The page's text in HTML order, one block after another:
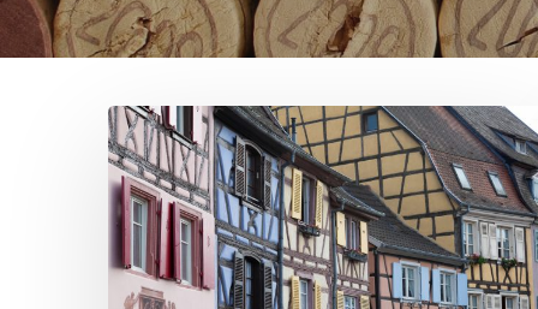
L’Alsace
:
Tout
savoir
sur
cette
région